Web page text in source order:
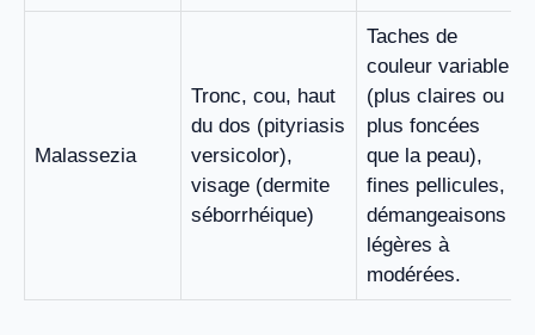
Malassezia
Tronc, cou, haut
du dos (pityriasis
versicolor),
visage (dermite
séborrhéique)
Taches de
couleur variable
(plus claires ou
plus foncées
que la peau),
fines pellicules,
démangeaisons
légères à
modérées.